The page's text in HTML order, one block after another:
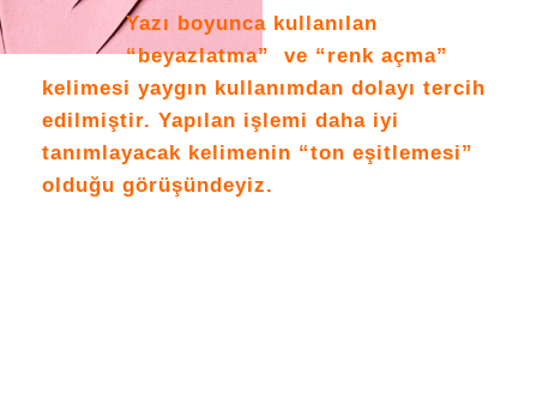
Yazı boyunca kullanılan
“beyazlatma” ve “renk açma”
kelimesi yaygın kullanımdan dolayı tercih
edilmiştir. Yapılan işlemi daha iyi
tanımlayacak kelimenin “ton eşitlemesi”
olduğu görüşündeyiz.